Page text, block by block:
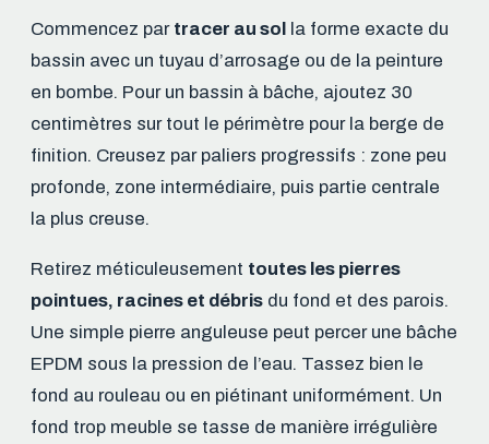
Commencez par tracer au sol la forme exacte du
bassin avec un tuyau d’arrosage ou de la peinture
en bombe. Pour un bassin à bâche, ajoutez 30
centimètres sur tout le périmètre pour la berge de
finition. Creusez par paliers progressifs : zone peu
profonde, zone intermédiaire, puis partie centrale
la plus creuse.
Retirez méticuleusement toutes les pierres
pointues, racines et débris du fond et des parois.
Une simple pierre anguleuse peut percer une bâche
EPDM sous la pression de l’eau. Tassez bien le
fond au rouleau ou en piétinant uniformément. Un
fond trop meuble se tasse de manière irrégulière